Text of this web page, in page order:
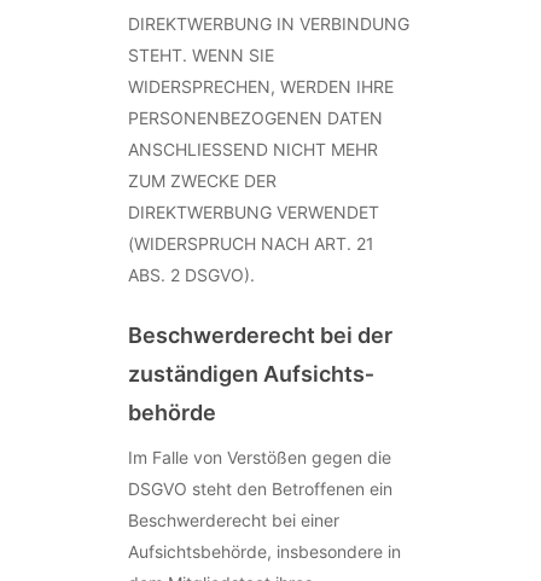
DIREKTWERBUNG IN VERBINDUNG
STEHT. WENN SIE
WIDERSPRECHEN, WERDEN IHRE
PERSONENBEZOGENEN DATEN
ANSCHLIESSEND NICHT MEHR
ZUM ZWECKE DER
DIREKTWERBUNG VERWENDET
(WIDERSPRUCH NACH ART. 21
ABS. 2 DSGVO).
Beschwerde­recht bei der
zuständigen Aufsichts­
behörde
Im Falle von Verstößen gegen die
DSGVO steht den Betroffenen ein
Beschwerderecht bei einer
Aufsichtsbehörde, insbesondere in